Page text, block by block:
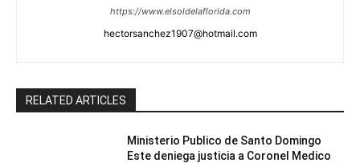
https://www.elsoldelaflorida.com
hectorsanchez1907@hotmail.com
RELATED ARTICLES
Ministerio Publico de Santo Domingo
Este deniega justicia a Coronel Medico